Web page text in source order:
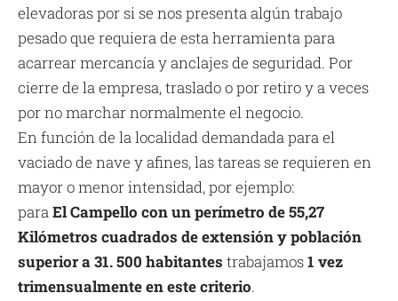
elevadoras por si se nos presenta algún trabajo
pesado que requiera de esta herramienta para
acarrear mercancía y anclajes de seguridad. Por
cierre de la empresa, traslado o por retiro y a veces
por no marchar normalmente el negocio.
En función de la localidad demandada para el
vaciado de nave y afines, las tareas se requieren en
mayor o menor intensidad, por ejemplo:
paraEl Campello con un perímetro de 55,27
Kilómetros cuadrados de extensión y población
superior a 31. 500 habitantes trabajamos1 vez
trimensualmente en este criterio.